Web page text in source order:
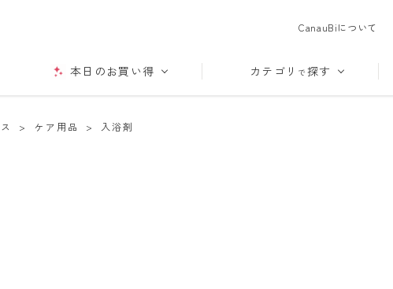
CanauBiについて
本日のお買い得 カテゴリ で探す
> ケア用品 > 入浴剤